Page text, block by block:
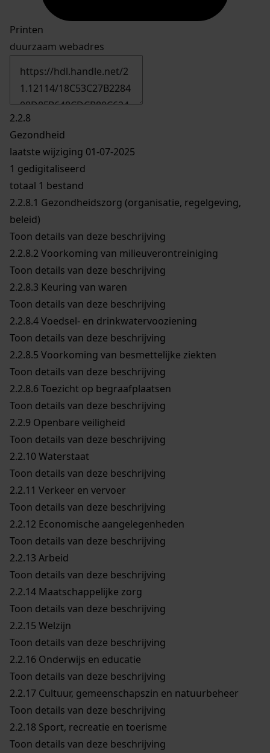
Printen
duurzaam webadres
2.2.8
Gezondheid
laatste wijziging 01-07-2025
1 gedigitaliseerd
totaal 1 bestand
2.2.8.1 Gezondheidszorg (organisatie, regelgeving,
beleid)
Toon details van deze beschrijving
2.2.8.2 Voorkoming van milieuverontreiniging
Toon details van deze beschrijving
2.2.8.3 Keuring van waren
Toon details van deze beschrijving
2.2.8.4Voedsel- en drinkwatervooziening
Toon details van deze beschrijving
2.2.8.5 Voorkoming van besmettelijke ziekten
Toon details van deze beschrijving
2.2.8.6 Toezicht op begraafplaatsen
Toon details van deze beschrijving
2.2.9 Openbare veiligheid
Toon details van deze beschrijving
2.2.10 Waterstaat
Toon details van deze beschrijving
2.2.11 Verkeer en vervoer
Toon details van deze beschrijving
2.2.12 Economische aangelegenheden
Toon details van deze beschrijving
2.2.13 Arbeid
Toon details van deze beschrijving
2.2.14 Maatschappelijke zorg
Toon details van deze beschrijving
2.2.15 Welzijn
Toon details van deze beschrijving
2.2.16 Onderwijs en educatie
Toon details van deze beschrijving
2.2.17 Cultuur, gemeenschapszin en natuurbeheer
Toon details van deze beschrijving
2.2.18 Sport, recreatie en toerisme
Toon details van deze beschrijving